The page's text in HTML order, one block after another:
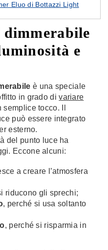
Eluo di Bottazzi Light
e
è una speciale
in grado divariare
semplice tocco. Il
può essere integrato
esterno.
del punto luce ha
Eccone alcuni:
a creare l’atmosfera
riducono gli sprechi;
, perché si usa soltanto
, perché si risparmia in